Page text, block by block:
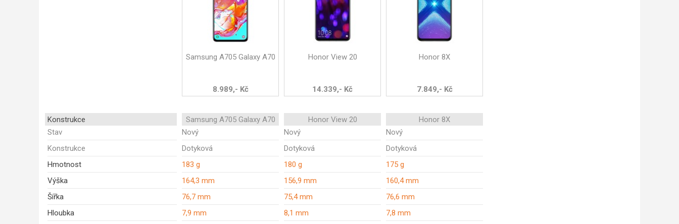
Samsung A705 Galaxy A70
8.989,- Kč
Honor View 20
14.339,- Kč
Honor 8X
7.849,- Kč
Konstrukce Samsung A705 Galaxy A70 Honor View 20
Honor 8X
Stav
Nový Nový
Nový
Konstrukce
Dotyková Dotyková
Dotyková
Hmotnost
183 g 180 g
175 g
Výška
164,3 mm 156,9 mm
160,4 mm
Šířka
76,7 mm 75,4 mm
76,6 mm
Hloubka
7,9 mm 8,1 mm
7,8 mm